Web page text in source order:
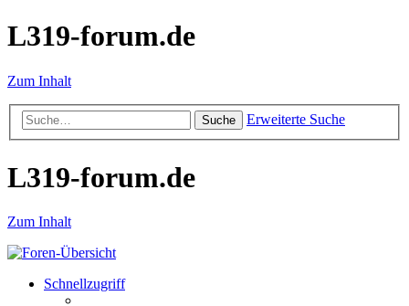
L319-forum.de
Zum Inhalt
Suche Erweiterte Suche
L319-forum.de
Zum Inhalt
Schnellzugriff